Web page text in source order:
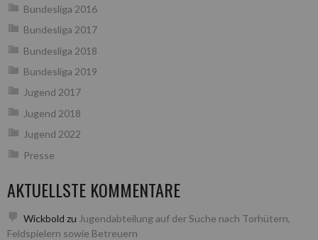
Bundesliga 2016
Bundesliga 2017
Bundesliga 2018
Bundesliga 2019
Jugend 2017
Jugend 2018
Jugend 2022
Presse
AKTUELLSTE KOMMENTARE
Wickbold zu Jugendabteilung auf der Suche nach Torhütern,
Feldspielern sowie Betreuern